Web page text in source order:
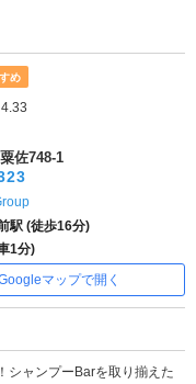
め
5つ星のうち4
4.33
佐748-1
駅 (徒歩16分)
1分)
マップで開く
シャンプーBarを取り揃えた